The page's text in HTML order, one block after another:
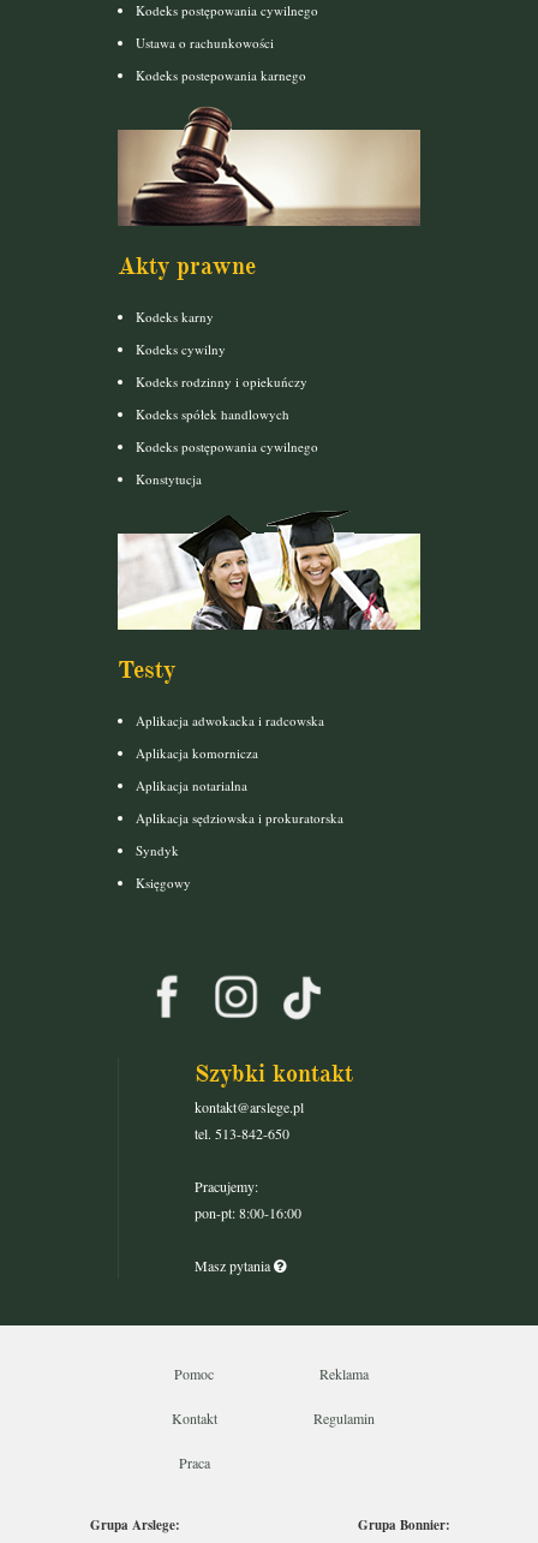
Kodeks postępowania cywilnego
Ustawa o rachunkowości
Kodeks postepowania karnego
Akty prawne
Kodeks karny
Kodeks cywilny
Kodeks rodzinny i opiekuńczy
Kodeks spółek handlowych
Kodeks postępowania cywilnego
Konstytucja
Testy
Aplikacja adwokacka i radcowska
Aplikacja komornicza
Aplikacja notarialna
Aplikacja sędziowska i prokuratorska
Syndyk
Księgowy
Szybki kontakt
kontakt@arslege.pl
tel. 513-842-650
Pracujemy:
pon-pt: 8:00-16:00
Masz pytania
Pomoc Reklama
Kontakt Regulamin
Praca
Grupa Arslege: Grupa Bonnier: